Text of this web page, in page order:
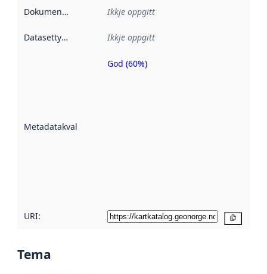
Dokumentasjon Ikkje oppgitt
Datasettype Ikkje oppgitt
Metadatakvalitet
Metadatakvalitet
God (60%)
URI:
Tema